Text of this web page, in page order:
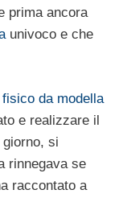
prima ancora
univoco e che
fisico da modella
e realizzare il
si
rinnegava se
raccontato a